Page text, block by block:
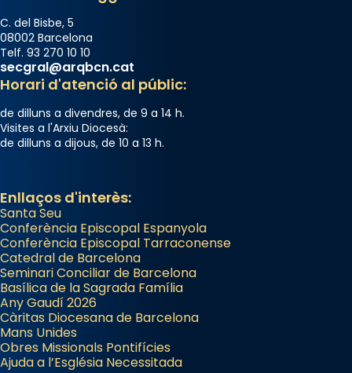
C. del Bisbe, 5
08002 Barcelona
Telf. 93 270 10 10
secgral@arqbcn.cat
Horari d'atenció al públic:
de dilluns a divendres, de 9 a 14 h.
Visites a l'Arxiu Diocesà:
de dilluns a dijous, de 10 a 13 h.
Enllaços d'interès:
Santa Seu
Conferència Episcopal Espanyola
Conferència Episcopal Tarraconense
Catedral de Barcelona
Seminari Conciliar de Barcelona
Basílica de la Sagrada Família
Any Gaudí 2026
Càritas Diocesana de Barcelona
Mans Unides
Obres Missionals Pontifícies
Ajuda a l’Església Necessitada